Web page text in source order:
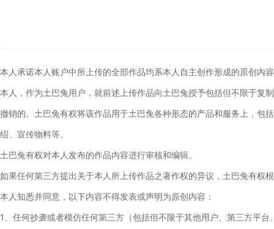
本人承诺本人账户中所上传的全部作品均系本人自主创作形成的原创内
本人，作为土巴兔用户，就前述上传作品向土巴兔授予包括但不限于复
撤销的。土巴兔有权将该作品用于土巴兔各种形态的产品和服务上，
绍、宣传物料等。
土巴兔有权对本人发布的作品内容进行审核和编辑。
如果任何第三方提出关于本人所上传作品之著作权的异议，土巴兔有权
本人知悉并同意，以下内容不得发表或声明为原创内容：
1、任何抄袭或者模仿任何第三方（包括但不限于其他用户、第三方平